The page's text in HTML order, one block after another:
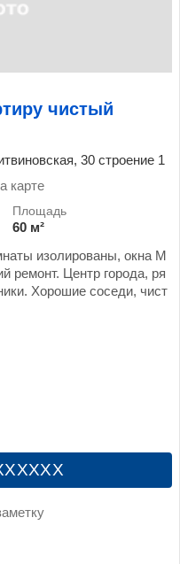
чистый
30 строение 1
карте
60 м²
изолированы, окна М
ремонт. Центр города, ря
Хорошие соседи, чист